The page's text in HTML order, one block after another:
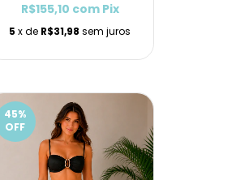
R$155,10 com Pix
5 x de R$31,98 sem juros
45%
OFF